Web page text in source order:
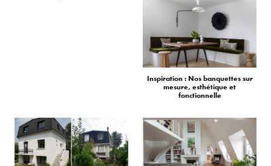
Inspiration : Nos banquettes sur
mesure, esthétique et
fonctionnelle